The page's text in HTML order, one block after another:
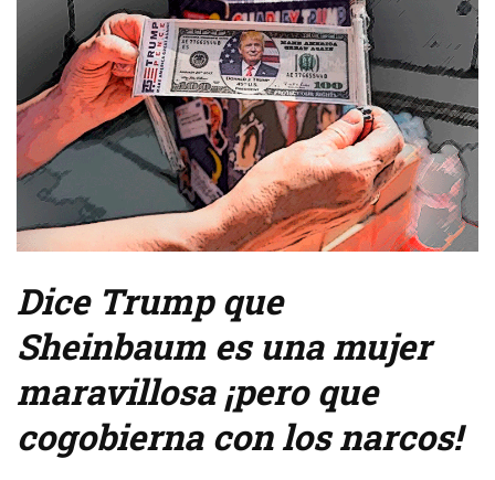
Dice Trump que
Sheinbaum es una mujer
maravillosa ¡pero que
cogobierna con los narcos!